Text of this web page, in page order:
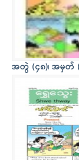
အတွဲ (၄၈)၊ အမှတ် (